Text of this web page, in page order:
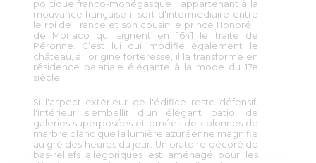
politique franco-monégasque : appartenant à la
mouvance française il sert d'intermédiaire entre
le roi de France et son cousin le prince Honoré II
de Monaco qui signent en 1641 le traité de
Péronne. C’est lui qui modifie également le
château, à l’origine forteresse, il la transforme en
résidence palatiale élégante à la mode du 17e
siècle.
Si l'aspect extérieur de l'édifice reste défensif,
l'intérieur s'embellit d'un élégant patio, de
galeries superposées et ornées de colonnes de
marbre blanc que la lumière azuréenne magnifie
au gré des heures du jour. Un oratoire décoré de
bas-reliefs allégoriques est aménagé pour les